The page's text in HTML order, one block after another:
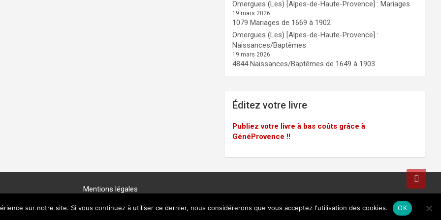
Omergues (Les) [Alpes-de-Haute-Provence] : Mariages
19 mars 2026
1079 Mariages de 1669 à 1902
Omergues (Les) [Alpes-de-Haute-Provence] :
Naissances/Baptêmes
19 mars 2026
4844 Naissances/Baptêmes de 1649 à 1903
Éditez votre livre
Publiez votre livre à bas coûts grâce à
GénéProvence !!
Mentions légales
Copyright © 2025 -GénéProvence
sur notre site. Si vous continuez à utiliser ce dernier, nous considérerons que vous acceptez l'utilisation des cookies. OK